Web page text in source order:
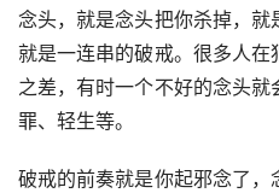
念头，就是念头把你杀掉，就
就是一连串的破戒。很多人
之差，有时一个不好的念头
罪、轻生等。
破戒的前奏就是你起邪念了